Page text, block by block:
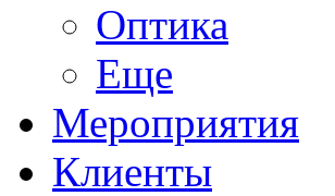
Оптика
Еще
Мероприятия
Клиенты